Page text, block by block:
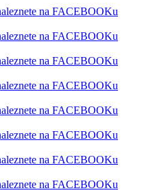
na FACEBOOKu
na FACEBOOKu
na FACEBOOKu
na FACEBOOKu
na FACEBOOKu
na FACEBOOKu
na FACEBOOKu
na FACEBOOKu